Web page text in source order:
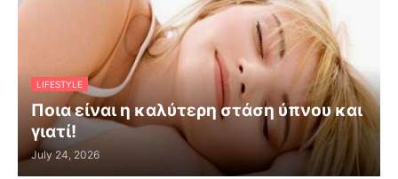
LIFESTYLE
Ποια είναι η καλύτερη στάση ύπνου και
γιατί!
July 24, 2026